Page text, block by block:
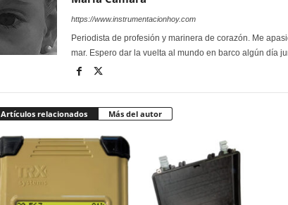
https://www.instrumentacionhoy.com
Periodista de profesión y marinera de corazón. Me
mar. Espero dar la vuelta al mundo en barco algún día
Artículos relacionados Más del autor